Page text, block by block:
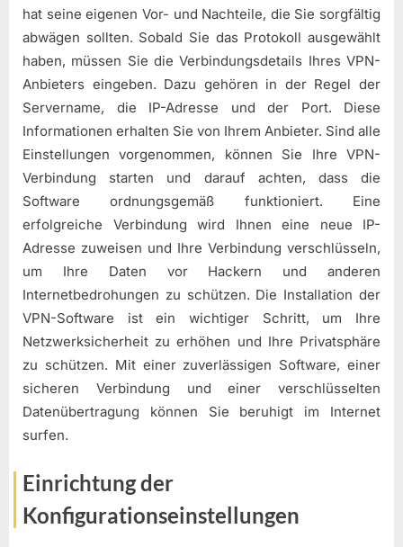
hat seine eigenen Vor- und Nachteile, die Sie sorgfältig
abwägen sollten. Sobald Sie das Protokoll ausgewählt
haben, müssen Sie die Verbindungsdetails Ihres VPN-
Anbieters eingeben. Dazu gehören in der Regel der
Servername, die IP-Adresse und der Port. Diese
Informationen erhalten Sie von Ihrem Anbieter. Sind alle
Einstellungen vorgenommen, können Sie Ihre VPN-
Verbindung starten und darauf achten, dass die
Software ordnungsgemäß funktioniert. Eine
erfolgreiche Verbindung wird Ihnen eine neue IP-
Adresse zuweisen und Ihre Verbindung verschlüsseln,
um Ihre Daten vor Hackern und anderen
Internetbedrohungen zu schützen. Die Installation der
VPN-Software ist ein wichtiger Schritt, um Ihre
Netzwerksicherheit zu erhöhen und Ihre Privatsphäre
zu schützen. Mit einer zuverlässigen Software, einer
sicheren Verbindung und einer verschlüsselten
Datenübertragung können Sie beruhigt im Internet
surfen.
Einrichtung der
Konfigurationseinstellungen